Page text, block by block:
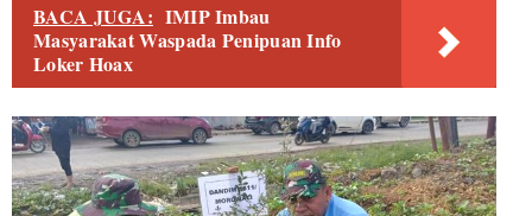
BACA JUGA: IMIP Imbau
Masyarakat Waspada Penipuan Info
Loker Hoax